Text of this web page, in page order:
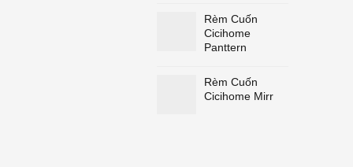
Rèm Cuốn
Cicihome
Panttern
Rèm Cuốn
Cicihome Mirr